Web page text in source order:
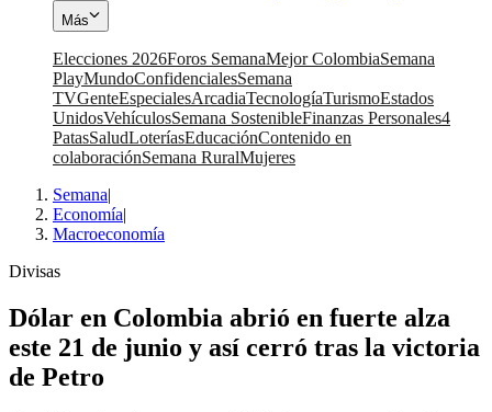
Más
Elecciones 2026Foros SemanaMejor ColombiaSemana
PlayMundoConfidencialesSemana
TVGenteEspecialesArcadiaTecnologíaTurismoEstados
UnidosVehículosSemana SostenibleFinanzas Personales4
PatasSaludLoteríasEducaciónContenido en
colaboraciónSemana RuralMujeres
Semana|
Economía|
Macroeconomía
Divisas
Dólar en Colombia abrió en fuerte alza
este 21 de junio y así cerró tras la victoria
de Petro